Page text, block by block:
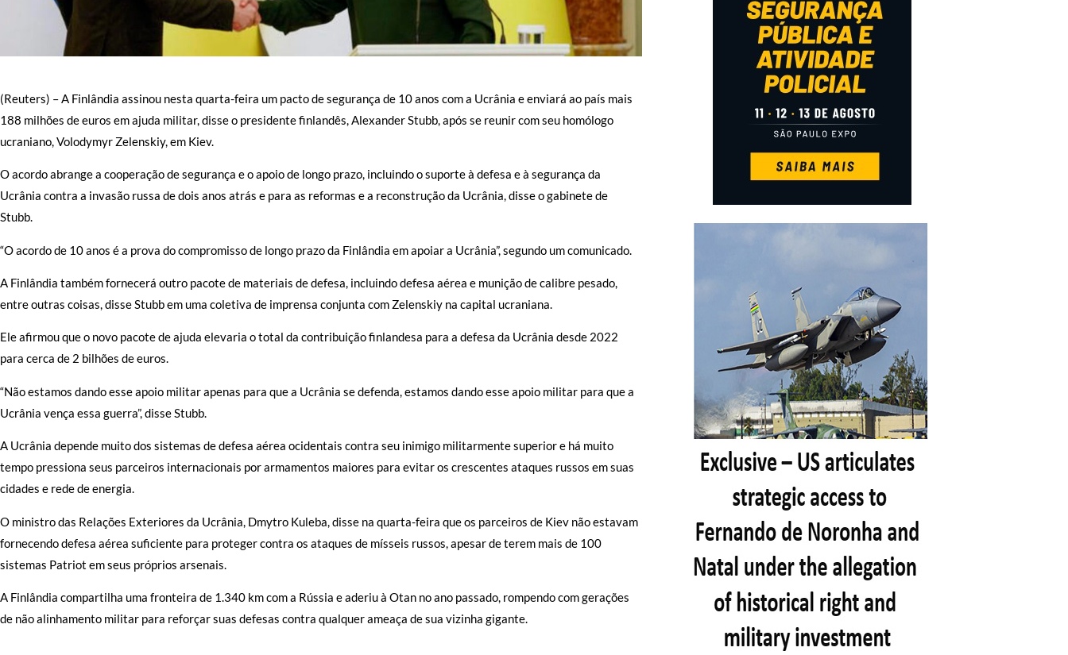
(Reuters) – A Finlândia assinou nesta quarta-feira um pacto de segurança de 10 anos com a Ucrânia e enviará ao país mais
188 milhões de euros em ajuda militar, disse o presidente finlandês, Alexander Stubb, após se reunir com seu homólogo
ucraniano, Volodymyr Zelenskiy, em Kiev.
O acordo abrange a cooperação de segurança e o apoio de longo prazo, incluindo o suporte à defesa e à segurança da
Ucrânia contra a invasão russa de dois anos atrás e para as reformas e a reconstrução da Ucrânia, disse o gabinete de
Stubb.
“O acordo de 10 anos é a prova do compromisso de longo prazo da Finlândia em apoiar a Ucrânia”, segundo um comunicado.
A Finlândia também fornecerá outro pacote de materiais de defesa, incluindo defesa aérea e munição de calibre pesado,
entre outras coisas, disse Stubb em uma coletiva de imprensa conjunta com Zelenskiy na capital ucraniana.
Ele afirmou que o novo pacote de ajuda elevaria o total da contribuição finlandesa para a defesa da Ucrânia desde 2022
para cerca de 2 bilhões de euros.
“Não estamos dando esse apoio militar apenas para que a Ucrânia se defenda, estamos dando esse apoio militar para que a
Ucrânia vença essa guerra”, disse Stubb.
A Ucrânia depende muito dos sistemas de defesa aérea ocidentais contra seu inimigo militarmente superior e há muito
tempo pressiona seus parceiros internacionais por armamentos maiores para evitar os crescentes ataques russos em suas
cidades e rede de energia.
O ministro das Relações Exteriores da Ucrânia, Dmytro Kuleba, disse na quarta-feira que os parceiros de Kiev não estavam
fornecendo defesa aérea suficiente para proteger contra os ataques de mísseis russos, apesar de terem mais de 100
sistemas Patriot em seus próprios arsenais.
A Finlândia compartilha uma fronteira de 1.340 km com a Rússia e aderiu à Otan no ano passado, rompendo com gerações
de não alinhamento militar para reforçar suas defesas contra qualquer ameaça de sua vizinha gigante.